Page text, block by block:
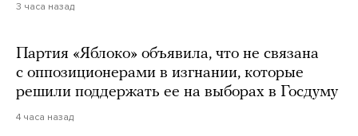
3 часа назад
Партия «Яблоко» объявила, что не связана
с оппозиционерами в изгнании, которые
решили поддержать ее на выборах в Госдуму
4 часа назад